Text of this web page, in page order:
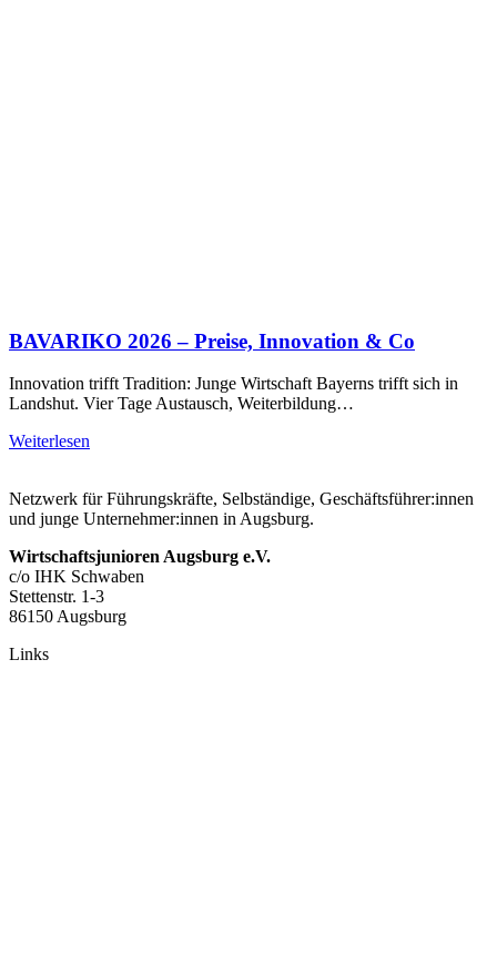
BAVARIKO 2026 – Preise, Innovation & Co
Innovation trifft Tradition: Junge Wirtschaft Bayerns trifft sich in
Landshut. Vier Tage Austausch, Weiterbildung…
Weiterlesen
Netzwerk für Führungskräfte, Selbständige, Geschäftsführer:innen
und junge Unternehmer:innen in Augsburg.
Wirtschaftsjunioren Augsburg e.V.
c/o IHK Schwaben
Stettenstr. 1-3
86150 Augsburg
Links